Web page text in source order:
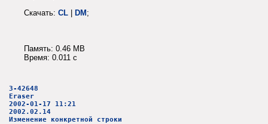
Скачать: CL | DM;
Память: 0.46 MB
Время: 0.011 c
3-42648
Eraser
2002-01-17 11:21
2002.02.14
Изменение конкретной строки